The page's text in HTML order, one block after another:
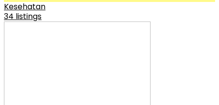
Kesehatan
34 listings